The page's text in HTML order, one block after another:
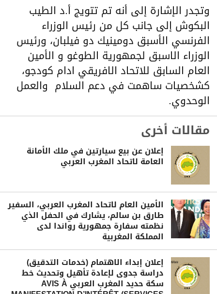
وتجدر الإشارة إلى أنه تم تتويج أ.د الطيب
البكوش إلى جانب كل من رئيس الوزراء
الفرنسي الأسبق دومينيك دو فيلبان، ورئيس
الوزراء الاسبق لجمهورية الطوغو و الأمين
العام السابق للاتحاد الافريقي ادام كودجو،
كشخصيات ساهمت في دعم السلام والعمل
الوحدوي.
مقالات أخرى
إعلان عن بيع سيارتين في ملك الأمانة
العامة لاتحاد المغرب العربي
الأمين العام لاتحاد المغرب العربي، السفير
طارق بن سالم، يشارك في الحفل الذي
نظمته سفارة جمهورية رواندا لدى
المملكة المغربية
إعلان إبداء الاهتمام (خدمات التدقيق)
دراسة جدوى لإعادة تأهيل وتحديث خط
سكة حديد المغرب العربي AVIS À